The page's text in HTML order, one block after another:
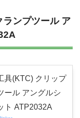
ンプツール ア
具(KTC) クリップ
ール アングルシ
ト ATP2032A